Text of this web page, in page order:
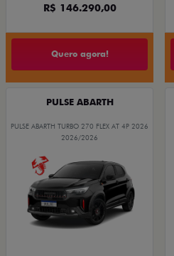
R$ 146.290,00
Quero agora!
PULSE ABARTH
PULSE ABARTH TURBO 270 FLEX AT 4P 2026
2026/2026